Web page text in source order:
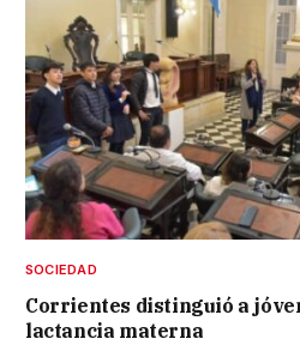
SOCIEDAD
Corrientes distinguió a
lactancia materna